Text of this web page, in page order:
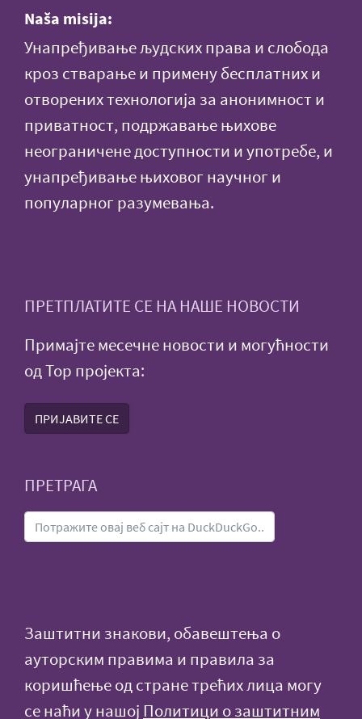
Naša misija:
Унапређивање људских права и слобода
кроз стварање и примену бесплатних и
отворених технологија за анонимност и
приватност, подржавање њихове
неограничене доступности и употребе, и
унапређивање њиховог научног и
популарног разумевања.
ПРЕТПЛАТИТЕ СЕ НА НАШЕ НОВОСТИ
Примајте месечне новости и могућности
од Тор пројекта:
ПРИЈАВИТЕ СЕ
ПРЕТРАГА
Заштитни знакови, обавештења о
ауторским правима и правила за
коришћење од стране трећих лица могу
се наћи у нашој Политици о заштитним